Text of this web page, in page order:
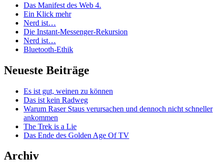
Das Manifest des Web 4.
Ein Klick mehr
Nerd ist…
Die Instant-Messenger-Rekursion
Nerd ist…
Bluetooth-Ethik
Neueste Beiträge
Es ist gut, weinen zu können
Das ist kein Radweg
Warum Raser Staus verursachen und dennoch nicht schneller
ankommen
The Trek is a Lie
Das Ende des Golden Age Of TV
Archiv